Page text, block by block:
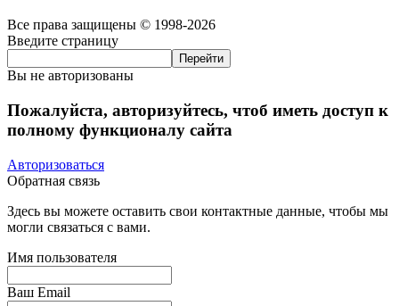
Все права защищены © 1998-2026
Введите страницу
Вы не авторизованы
Пожалуйста, авторизуйтесь, чтоб иметь доступ к
полному функционалу сайта
Авторизоваться
Обратная связь
Здесь вы можете оставить свои контактные данные, чтобы мы
могли связаться с вами.
Имя пользователя
Ваш Email